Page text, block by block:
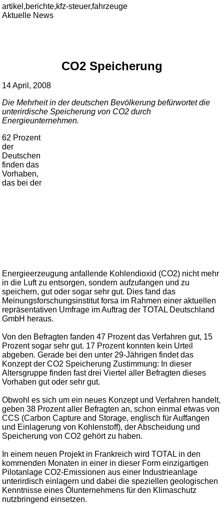
artikel,berichte,kfz-steuer,fahrzeuge
Aktuelle News
CO2 Speicherung
14 April, 2008
Die Mehrheit in der deutschen Bevölkerung befürwortet die
unterirdische Speicherung von CO2 durch
Energieunternehmen.
62 Prozent
der
Deutschen
finden das
Vorhaben,
das bei der
Energieerzeugung anfallende Kohlendioxid (CO2) nicht mehr
in die Luft zu entsorgen, sondern aufzufangen und zu
speichern, gut oder sogar sehr gut. Dies fand das
Meinungsforschungsinstitut forsa im Rahmen einer aktuellen
repräsentativen Umfrage im Auftrag der TOTAL Deutschland
GmbH heraus.
Von den Befragten fanden 47 Prozent das Verfahren gut, 15
Prozent sogar sehr gut. 17 Prozent konnten kein Urteil
abgeben. Gerade bei den unter 29-Jährigen findet das
Konzept der CO2 Speicherung Zustimmung: In dieser
Altersgruppe finden fast drei Viertel aller Befragten dieses
Vorhaben gut oder sehr gut.
Obwohl es sich um ein neues Konzept und Verfahren handelt,
geben 38 Prozent aller Befragten an, schon einmal etwas von
CCS (Carbon Capture and Storage, englisch für Auffangen
und Einlagerung von Kohlenstoff), der Abscheidung und
Speicherung von CO2 gehört zu haben.
In einem neuen Projekt in Frankreich wird TOTAL in den
kommenden Monaten in einer in dieser Form einzigartigen
Pilotanlage CO2-Emissionen aus einer Industrieanlage
unterirdisch einlagern und dabei die speziellen geologischen
Kenntnisse eines Ölunternehmens für den Klimaschutz
nutzbringend einsetzen.